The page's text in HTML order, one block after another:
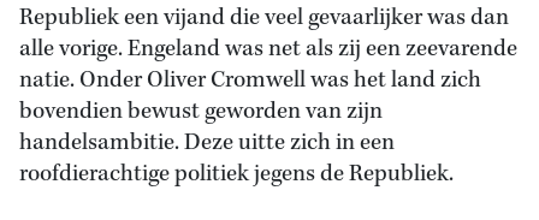
Republiek een vijand die veel gevaarlijker was dan
alle vorige. Engeland was net als zij een zeevarende
natie. Onder Oliver Cromwell was het land zich
bovendien bewust geworden van zijn
handelsambitie. Deze uitte zich in een
roofdierachtige politiek jegens de Republiek.